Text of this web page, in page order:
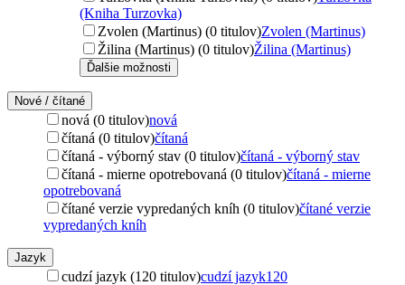
(Kniha Turzovka)
Zvolen (Martinus) (0 titulov)Zvolen (Martinus)
Žilina (Martinus) (0 titulov)Žilina (Martinus)
Ďalšie možnosti
Nové / čítané
nová (0 titulov)nová
čítaná (0 titulov)čítaná
čítaná - výborný stav (0 titulov)čítaná - výborný stav
čítaná - mierne opotrebovaná (0 titulov)čítaná - mierne
opotrebovaná
čítané verzie vypredaných kníh (0 titulov)čítané verzie
vypredaných kníh
Jazyk
cudzí jazyk (120 titulov)cudzí jazyk120